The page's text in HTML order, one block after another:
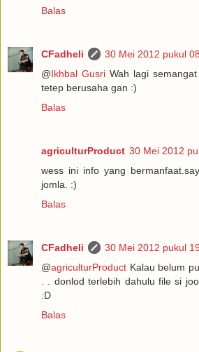
Balas
CFadheli
30 Mei 2012 pukul
@Ikhbal GusriWah lagi
tetep berusaha gan :)
Balas
agriculturProduct 30 Mei 2012
wess ini info yang
jomla. :)
Balas
CFadheli
30 Mei 2012 pukul
@agriculturProduct Kalau belum
. . donlod terlebih dahulu file si
:D
Balas